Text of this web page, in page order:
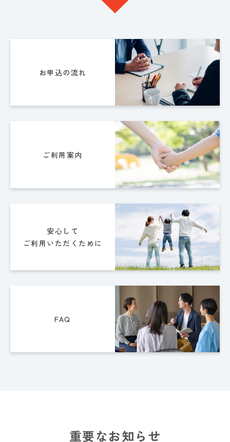
お申込の流れ
ご利用案内
安心して
ご利用いただくために
FAQ
重要なお知らせ